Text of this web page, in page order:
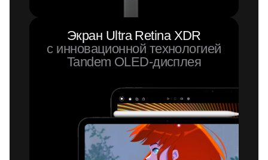
Экран Ultra Retina XDR
с инновационной технологией
Tandem OLED-дисплея